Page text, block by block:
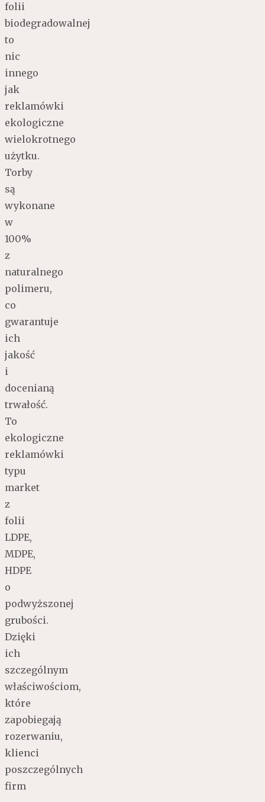
folii
biodegradowalnej
to
nic
innego
jak
reklamówki
ekologiczne
wielokrotnego
użytku.
Torby
są
wykonane
w
100%
z
naturalnego
polimeru,
co
gwarantuje
ich
jakość
i
docenianą
trwałość.
To
ekologiczne
reklamówki
typu
market
z
folii
LDPE,
MDPE,
HDPE
o
podwyższonej
grubości.
Dzięki
ich
szczególnym
właściwościom,
które
zapobiegają
rozerwaniu,
klienci
poszczególnych
firm